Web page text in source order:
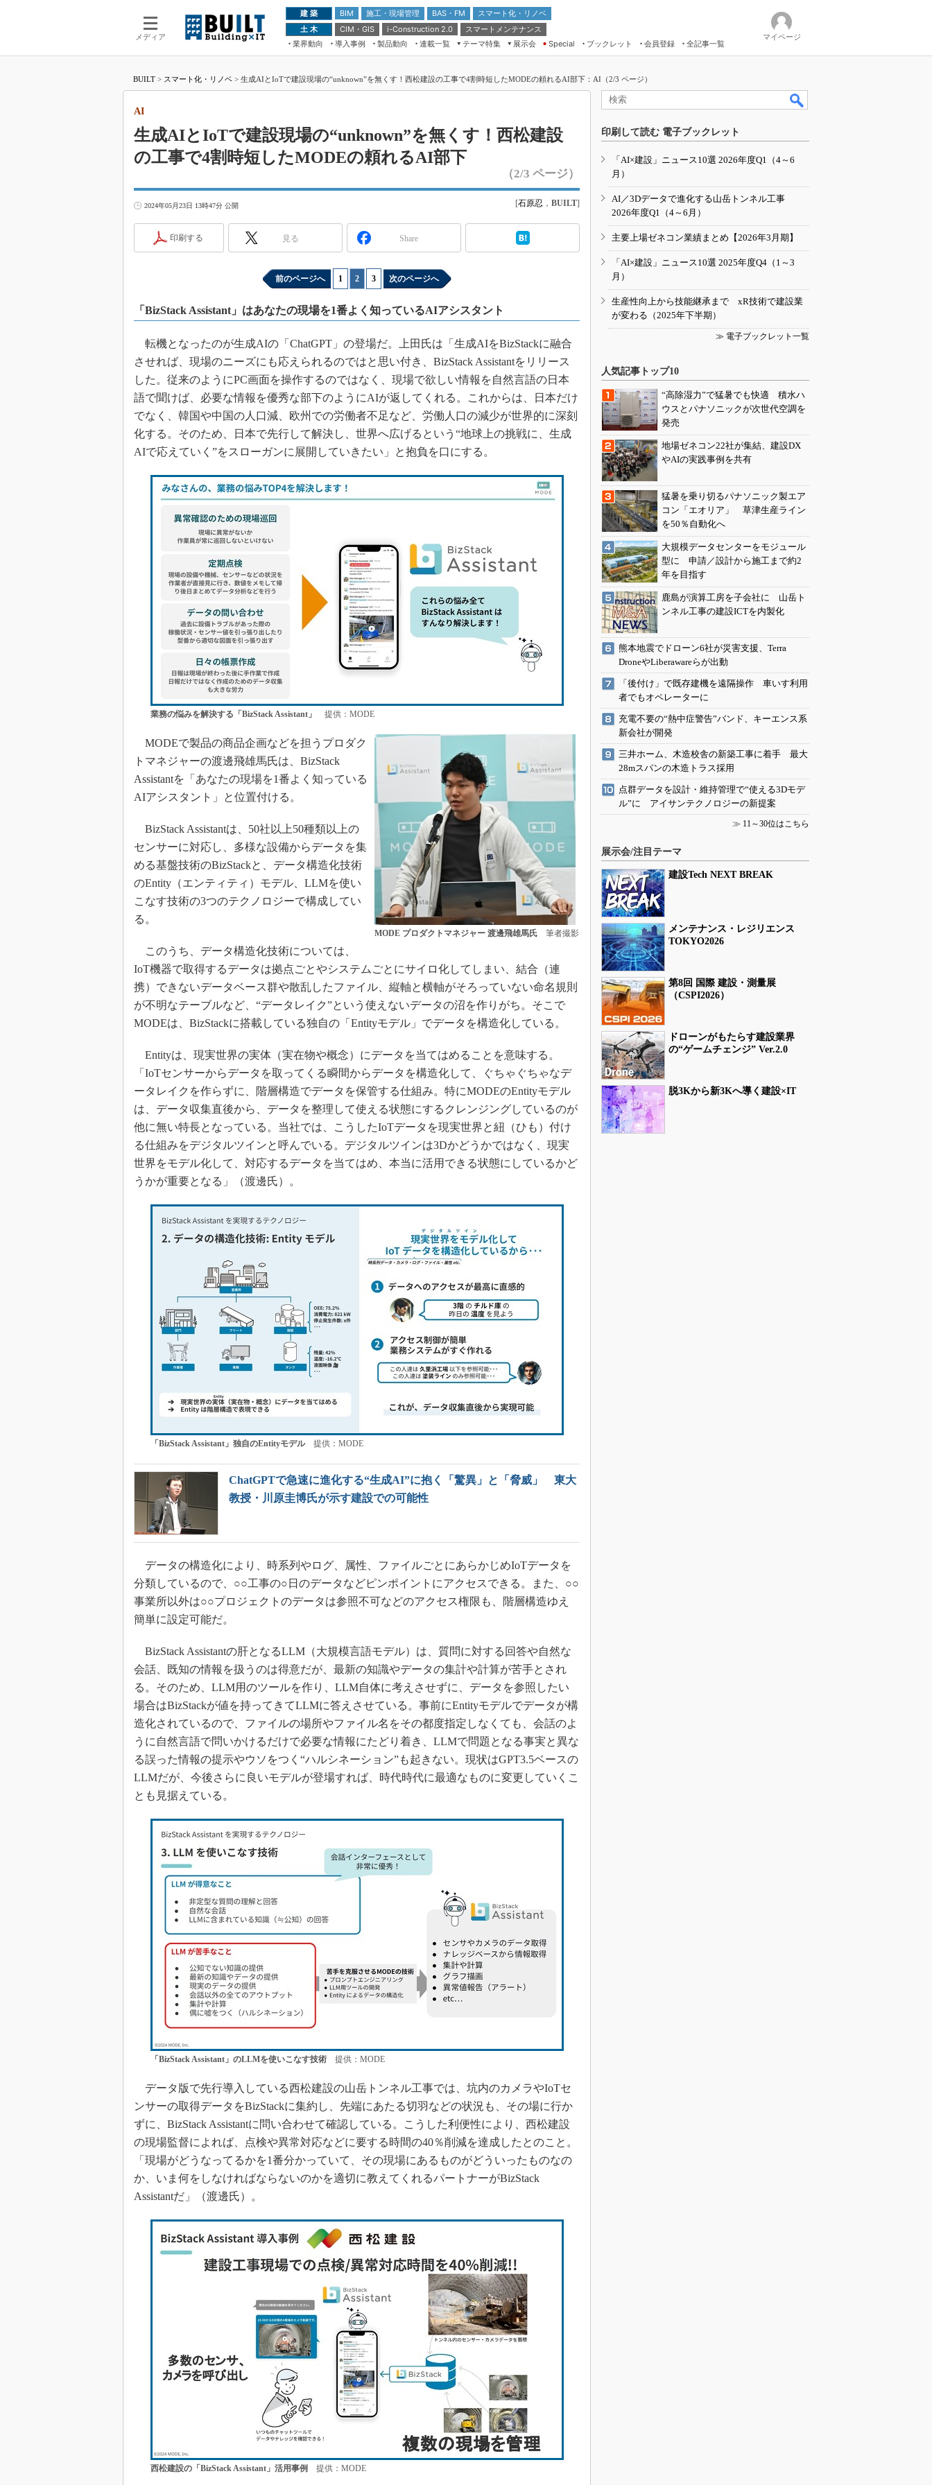
メディア
建 築 BIM 施工・現場管理 BAS・FM
スマート化・リノベ
土 木
CIM・GIS i-Construction 2.0
スマートメンテナンス
業界動向
導入事例 製品動向 連載一覧
テーマ特集
ドローンがもたらす建設業界の“ゲー
ムチェンジ” Ver.2.0
“Society5.0”時代のスマートビル
VR／ARが描くモノづくりのミライ
展示会
第8回 国際 建設・測量展
築・土木・不動産の先端技術展－
Japan Drone 2023
2020
メンテナンス・レジリエンスTOKYO
Special ブックレット 会員登録 全記事一覧
マイページ
BUILT > スマート化・リノベ > 生成AIとIoTで建設現場の“unknown”を無くす！西松建設の工事で4割時短したMODEの頼れるAI部下：AI（2/3 ページ）
生成AIとIoTで建設現場の“unknown”を無くす！西松建設
の工事で4割時短したMODEの頼れるAI部下
AI
（2/3 ページ）
2024年05月23日 13時47分 公開 [石原忍 ， BUILT]
印刷する 見る Share
前のページへ 1 2 3 次のページへ
「BizStack Assistant」はあなたの現場を1番よく知っているAIアシスタント
転機となったのが生成AIの「ChatGPT」の登場だ。上田氏は「生成AIをBizStackに融合
させれば、現場のニーズにも応えられるのではと思い付き、BizStack Assistantをリリース
した。従来のようにPC画面を操作するのではなく、現場で欲しい情報を自然言語の日本
語で聞けば、必要な情報を優秀な部下のようにAIが返してくれる。これからは、日本だけ
でなく、韓国や中国の人口減、欧州での労働者不足など、労働人口の減少が世界的に深刻
化する。そのため、日本で先行して解決し、世界へ広げるという“地球上の挑戦に、生成
AIで応えていく”をスローガンに展開していきたい」と抱負を口にする。
業務の悩みを解決する「BizStack Assistant」 提供：MODE
MODE プロダクトマネジャー 渡邊飛雄馬氏 筆者撮影
MODEで製品の商品企画などを担うプロダク
トマネジャーの渡邊飛雄馬氏は、BizStack
Assistantを「あなたの現場を1番よく知っている
AIアシスタント」と位置付ける。
BizStack Assistantは、50社以上50種類以上の
センサーに対応し、多様な設備からデータを集
める基盤技術のBizStackと、データ構造化技術
のEntity（エンティティ）モデル、LLMを使い
こなす技術の3つのテクノロジーで構成してい
る。
このうち、データ構造化技術については、
IoT機器で取得するデータは拠点ごとやシステムごとにサイロ化してしまい、結合（連
携）できないデータベース群や散乱したファイル、縦軸と横軸がそろっていない命名規則
が不明なテーブルなど、“データレイク”という使えないデータの沼を作りがち。そこで
MODEは、BizStackに搭載している独自の「Entityモデル」でデータを構造化している。
Entityは、現実世界の実体（実在物や概念）にデータを当てはめることを意味する。
「IoTセンサーからデータを取ってくる瞬間からデータを構造化して、ぐちゃぐちゃなデ
ータレイクを作らずに、階層構造でデータを保管する仕組み。特にMODEのEntityモデル
は、データ収集直後から、データを整理して使える状態にするクレンジングしているのが
他に無い特長となっている。当社では、こうしたIoTデータを現実世界と紐（ひも）付け
る仕組みをデジタルツインと呼んでいる。デジタルツインは3Dかどうかではなく、現実
世界をモデル化して、対応するデータを当てはめ、本当に活用できる状態にしているかど
うかが重要となる」（渡邊氏）。
「BizStack Assistant」独自のEntityモデル提供：MODE
ChatGPTで急速に進化する“生成AI”に抱く「驚異」と「脅威」 東大
教授・川原圭博氏が示す建設での可能性
データの構造化により、時系列やログ、属性、ファイルごとにあらかじめIoTデータを
分類しているので、○○工事の○日のデータなどピンポイントにアクセスできる。また、○○
事業所以外は○○プロジェクトのデータは参照不可などのアクセス権限も、階層構造ゆえ
簡単に設定可能だ。
BizStack Assistantの肝となるLLM（大規模言語モデル）は、質問に対する回答や自然な
会話、既知の情報を扱うのは得意だが、最新の知識やデータの集計や計算が苦手とされ
る。そのため、LLM用のツールを作り、LLM自体に考えさせずに、データを参照したい
場合はBizStackが値を持ってきてLLMに答えさせている。事前にEntityモデルでデータが構
造化されているので、ファイルの場所やファイル名をその都度指定しなくても、会話のよ
うに自然言語で問いかけるだけで必要な情報にたどり着き、LLMで問題となる事実と異な
る誤った情報の提示やウソをつく“ハルシネーション”も起きない。現状はGPT3.5ベースの
LLMだが、今後さらに良いモデルが登場すれば、時代時代に最適なものに変更していくこ
とも見据えている。
「BizStack Assistant」のLLMを使いこなす技術提供：MODE
データ版で先行導入している西松建設の山岳トンネル工事では、坑内のカメラやIoTセ
ンサーの取得データをBizStackに集約し、先端にあたる切羽などの状況も、その場に行か
ずに、BizStack Assistantに問い合わせて確認している。こうした利便性により、西松建設
の現場監督によれば、点検や異常対応などに要する時間の40％削減を達成したとのこと。
「現場がどうなってるかを1番分かっていて、その現場にあるものがどういったものなの
か、いま何をしなければならないのかを適切に教えてくれるパートナーがBizStack
Assistantだ」（渡邊氏）。
西松建設の「BizStack Assistant」活用事例 提供：MODE
印刷して読む 電子ブックレット
「AI×建設」ニュース10選 2026年度Q1（4～6
月）
AI／3Dデータで進化する山岳トンネル工事
2026年度Q1（4～6月）
主要上場ゼネコン業績まとめ【2026年3月期】
「AI×建設」ニュース10選 2025年度Q4（1～3
月）
生産性向上から技能継承まで xR技術で建設業
が変わる（2025年下半期）
≫ 電子ブックレット一覧
人気記事トップ10
“高除湿力”で猛暑でも快適 積水ハ
ウスとパナソニックが次世代空調を
発売
地場ゼネコン22社が集結、建設DX
やAIの実践事例を共有
猛暑を乗り切るパナソニック製エア
コン「エオリア」 草津生産ライン
を50％自動化へ
大規模データセンターをモジュール
型に 申請／設計から施工まで約2
年を目指す
鹿島が演算工房を子会社に 山岳ト
ンネル工事の建設ICTを内製化
熊本地震でドローン6社が災害支援、Terra
DroneやLiberawareらが出動
「後付け」で既存建機を遠隔操作 車いす利用
者でもオペレーターに
充電不要の“熱中症警告”バンド、キーエンス系
新会社が開発
三井ホーム、木造校舎の新築工事に着手 最大
28mスパンの木造トラス採用
点群データを設計・維持管理で“使える3Dモデ
ル”に アイサンテクノロジーの新提案
≫ 11～30位はこちら
展示会/注目テーマ
建設Tech NEXT BREAK
メンテナンス・レジリエンス
TOKYO2026
第8回 国際 建設・測量展
（CSPI2026）
ドローンがもたらす建設業界
の“ゲームチェンジ” Ver.2.0
脱3Kから新3Kへ導く建設×IT